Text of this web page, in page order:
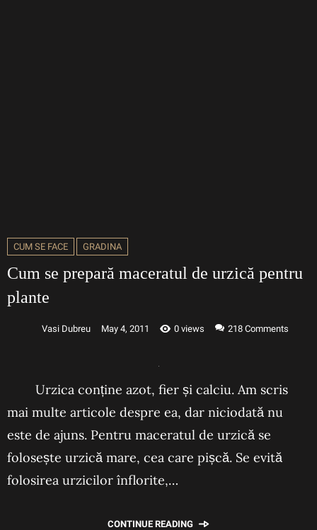
CUM SE FACE GRADINA
Cum se prepară maceratul de urzică pentru
plante
Vasi Dubreu May 4, 2011 0 views 218 Comments
Urzica conține azot, fier și calciu. Am scris
mai multe articole despre ea, dar niciodată nu
este de ajuns. Pentru maceratul de urzică se
folosește urzică mare, cea care pișcă. Se evită
folosirea urzicilor înflorite,…
CONTINUE READING